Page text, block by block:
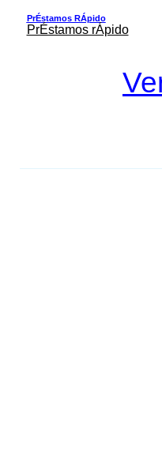
PrÉstamos RÁpido
PrÉstamos rÁpido